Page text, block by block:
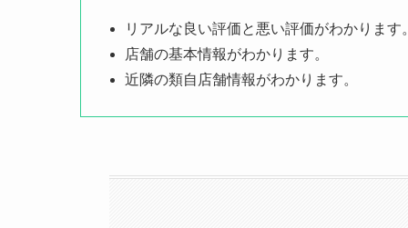
リアルな良い評価と悪い評価がわかります
店舗の基本情報がわかります。
近隣の類自店舗情報がわかります。